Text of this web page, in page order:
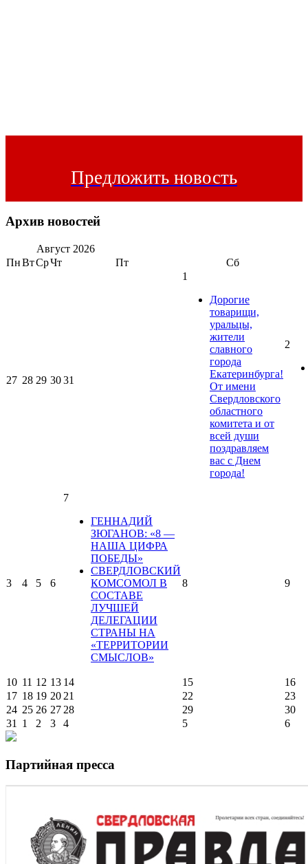
Предложить новость
Архив новостей
Август 2026
ПнВтСрЧт Пт Сб
27 28 29 3031
1
Дорогие
товарищи,
уральцы,
жители
славного
города
Екатеринбурга!
От имени
Свердловского
областного
комитета и от
всей души
поздравляем
вас с Днем
города!
2
3 4 5 6
7
ГЕННАДИЙ
ЗЮГАНОВ: «8 —
НАША ЦИФРА
ПОБЕДЫ»
СВЕРДЛОВСКИЙ
КОМСОМОЛ В
СОСТАВЕ
ЛУЧШЕЙ
ДЕЛЕГАЦИИ
СТРАНЫ НА
«ТЕРРИТОРИИ
СМЫСЛОВ»
8 9
10 11 12 13 14 15
16
17 18 19 20 21 22
23
24 25 26 27 28 29
30
31
1 2 3 4 5 6
Партийная пресса